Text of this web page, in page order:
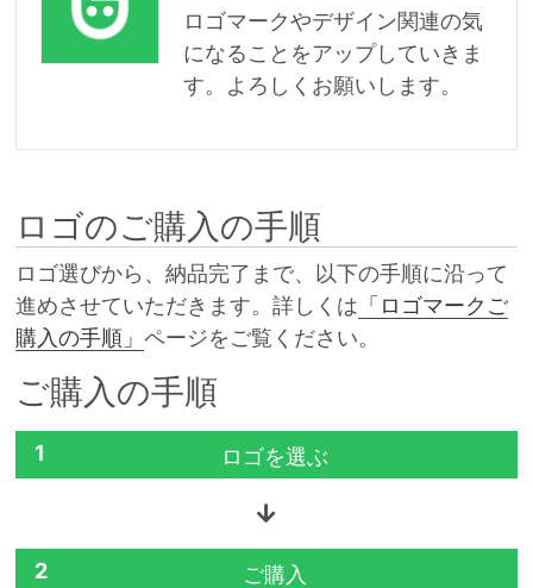
ロゴマークやデザイン関連の気
になることをアップしていきま
す。よろしくお願いします。
ロゴのご購入の手順
ロゴ選びから、納品完了まで、以下の手順に沿って
進めさせていただきます。詳しくは 「ロゴマークご
購入の手順」ページをご覧ください。
ご購入の手順
1 ロゴを選ぶ
2 ご購入